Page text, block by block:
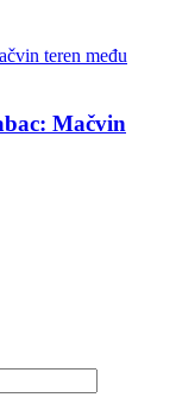
Mačvin